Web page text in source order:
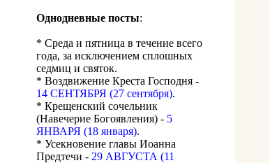
Однодневные посты:
* Среда и пятница в течение всего
года, за исключением сплошных
седмиц и святок.
* Воздвижение Креста Господня -
14 СЕНТЯБРЯ (27 сентября).
* Крещенский сочельник
(Навечерие Богоявления) - 5
ЯНВАРЯ (18 января).
* Усекновение главы Иоанна
Предтечи - 29 АВГУСТА (11